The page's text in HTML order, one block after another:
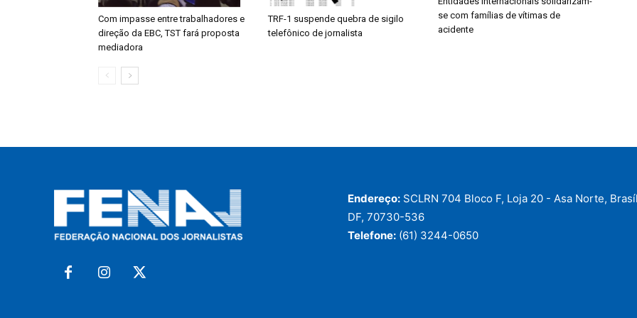
Com impasse entre trabalhadores e
direção da EBC, TST fará proposta
mediadora
TRF-1 suspende quebra de sigilo
telefônico de jornalista
se com famílias de vítimas de
acidente
Endereço: SCLRN 704 Bloco F, Loja 20 - Asa Norte,
DF, 70730-536
Telefone: (61) 3244-0650